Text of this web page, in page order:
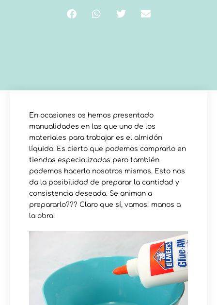
En ocasiones os hemos presentado
manualidades en las que uno de los
materiales para trabajar es el almidón
líquido. Es cierto que podemos comprarlo en
tiendas especializadas pero también
podemos hacerlo nosotros mismos. Esto nos
da la posibilidad de preparar la cantidad y
consistencia deseada. Se animan a
prepararlo??? Claro que sí, vamos! manos a
la obra!